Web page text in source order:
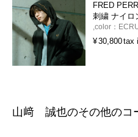
FRED
刺繍 ナイロ
color：
¥30,800tax
山﨑 誠也のその他のコ